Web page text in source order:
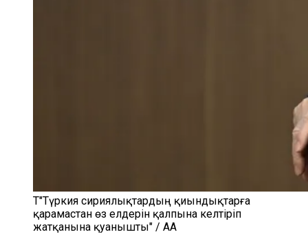
Т"Түркия сириялықтардың қиындықтарға
қарамастан өз елдерін қалпына келтіріп
жатқанына қуанышты" / AA